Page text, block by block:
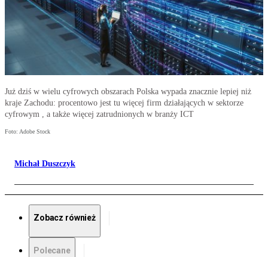
Już dziś w wielu cyfrowych obszarach Polska wypada znacznie lepiej niż
kraje Zachodu: procentowo jest tu więcej firm działających w sektorze
cyfrowym , a także więcej zatrudnionych w branży ICT
Foto: Adobe Stock
Michał Duszczyk
Zobacz również
Polecane